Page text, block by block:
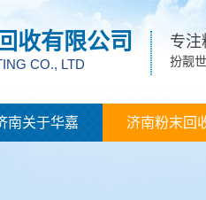
收有限公司
CO., LTD
专注
扮靓
南关于华嘉 济南粉末回